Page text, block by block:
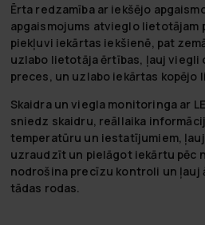
Ērta redzamība ar iekšējo
apgaismojums atvieglo lietotājam
piekļuvi iekārtas iekšienē, pat
uzlabo lietotāja ērtības, ļauj
preces, un uzlabo iekārtas kopējo
Skaidra un viegla monitoringa ar
sniedz skaidru, reāllaika
temperatūru un iestatījumiem,
uzraudzīt un pielāgot iekārtu pēc
nodrošina precīzu kontroli un ļauj
tādas rodas.